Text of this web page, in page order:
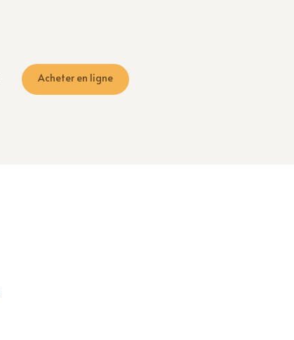
Acheter en ligne